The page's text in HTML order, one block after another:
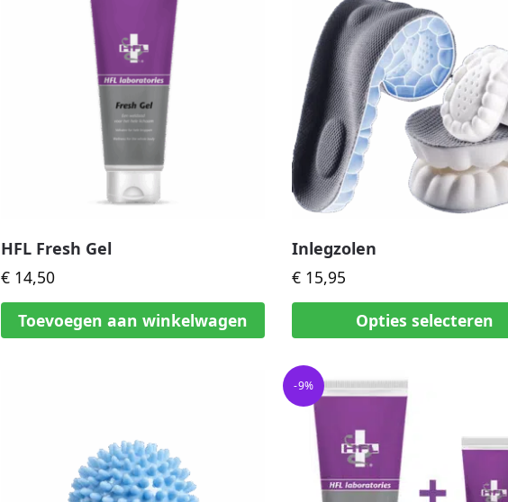
HFL Fresh Gel
€14,50
Toevoegen aan winkelwagen
Inlegzolen
€ 15,95
Opties selecteren
-9%